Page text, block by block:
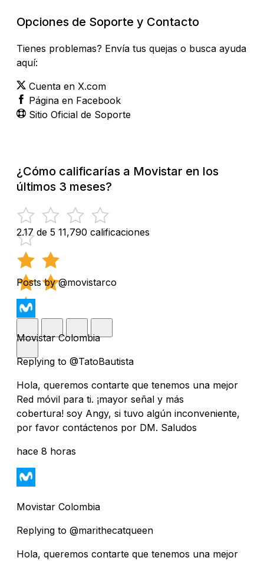
Opciones de Soporte y Contacto
Tienes problemas? Envía tus quejas o busca ayuda
aquí:
Cuenta en X.com
Página en Facebook
Sitio Oficial de Soporte
¿Cómo calificarías a Movistar en los
últimos 3 meses?
2.17 de 5 11,790 calificaciones
Posts by @movistarco
Movistar Colombia
Replying to @TatoBautista
Hola, queremos contarte que tenemos una mejor
Red móvil para ti. ¡mayor señal y más
cobertura! soy Angy, si tuvo algún inconveniente,
por favor contáctenos por DM. Saludos
hace 8 horas
Movistar Colombia
Replying to @marithecatqueen
Hola, queremos contarte que tenemos una mejor